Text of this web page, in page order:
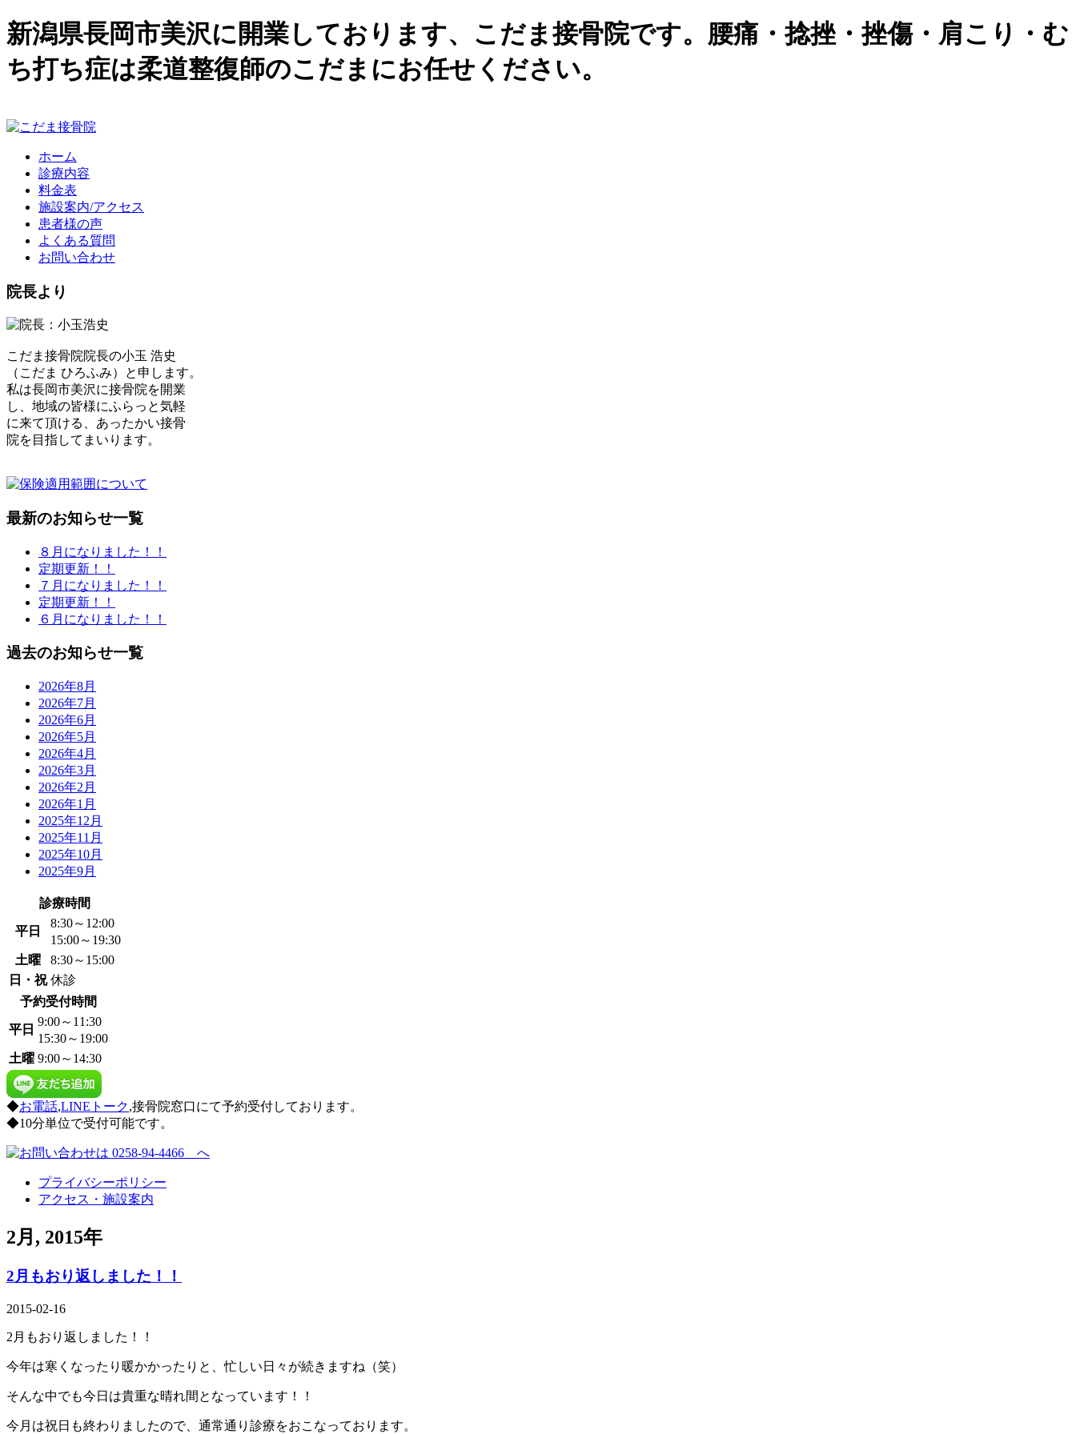
新潟県長岡市美沢に開業しております、こだま接骨院です。腰痛・捻挫・挫傷・肩こり・む
ち打ち症は柔道整復師のこだまにお任せください。
ホーム
診療内容
料金表
施設案内/アクセス
患者様の声
よくある質問
お問い合わせ
院長より
こだま接骨院院長の小玉 浩史
（こだま ひろふみ）と申します。
私は長岡市美沢に接骨院を開業
し、 地域の皆様にふらっと気軽
に来て頂ける、あったかい接骨
院を目指してまいります。
最新のお知らせ一覧
８月になりました！！
定期更新！！
７月になりました！！
定期更新！！
６月になりました！！
過去のお知らせ一覧
2026年8月
2026年7月
2026年6月
2026年5月
2026年4月
2026年3月
2026年2月
2026年1月
2025年12月
2025年11月
2025年10月
2025年9月
診療時間
平日
8:30～12:00
15:00～19:30
土曜
8:30～15:00
日・祝 休診
予約受付時間
平日
9:00～11:30
15:30～19:00
土曜 9:00～14:30
◆お電話,LINEトーク,接骨院窓口にて予約受付しております。
◆10分単位で受付可能です。
プライバシーポリシー
アクセス・施設案内
2月, 2015年
2月もおり返しました！！
2015-02-16
2月もおり返しました！！
今年は寒くなったり暖かかったりと、忙しい日々が続きますね（笑）
そんな中でも今日は貴重な晴れ間となっています！！
今月は祝日も終わりましたので、通常通り診療をおこなっております。